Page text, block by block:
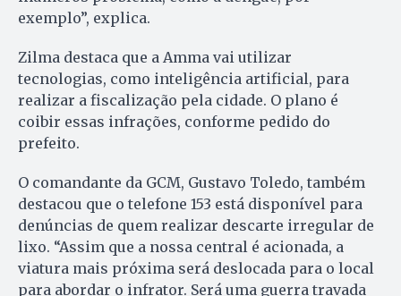
exemplo”, explica.
Zilma destaca que a Amma vai utilizar
tecnologias, como inteligência artificial, para
realizar a fiscalização pela cidade. O plano é
coibir essas infrações, conforme pedido do
prefeito.
O comandante da GCM, Gustavo Toledo, também
destacou que o telefone 153 está disponível para
denúncias de quem realizar descarte irregular de
lixo. “Assim que a nossa central é acionada, a
viatura mais próxima será deslocada para o local
para abordar o infrator. Será uma guerra travada